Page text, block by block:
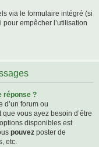
via le formulaire intégré (si
pour empêcher l’utilisation
réponse ?
d’un forum ou
vous ayez besoin d’être
disponibles est
pouvez poster de
etc.